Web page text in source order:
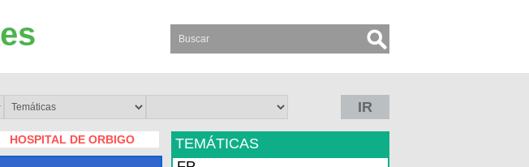
IR
HOSPITAL DE ORBIGO
TEMÁTICAS